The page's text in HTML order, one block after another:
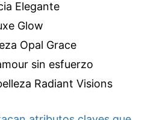
Elegante
Glow
Opal Grace
sin esfuerzo
Radiant Visions